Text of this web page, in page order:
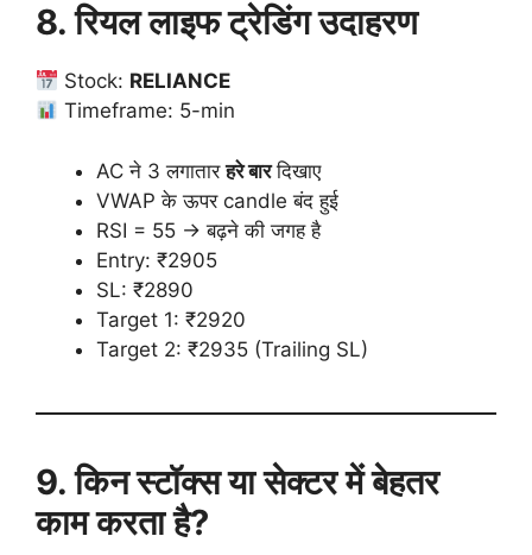
8. रियल लाइफ ट्रेडिंग उदाहरण
Stock: RELIANCE
Timeframe: 5-min
AC ने 3 लगातारहरे बारदिखाए
VWAP के ऊपर candle बंद हुई
RSI = 55 → बढ़ने की जगह है
Entry: ₹2905
SL: ₹2890
Target 1: ₹2920
Target 2: ₹2935 (Trailing SL)
9. किन स्टॉक्स या सेक्टर में बेहतर
काम करता है?